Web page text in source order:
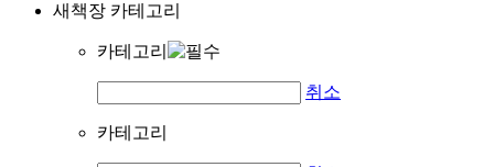
새책장 카테고리
카테고리
취소
카테고리